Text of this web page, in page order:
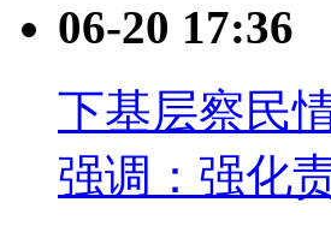
06-20 17:36
下基层察民
强调：强化